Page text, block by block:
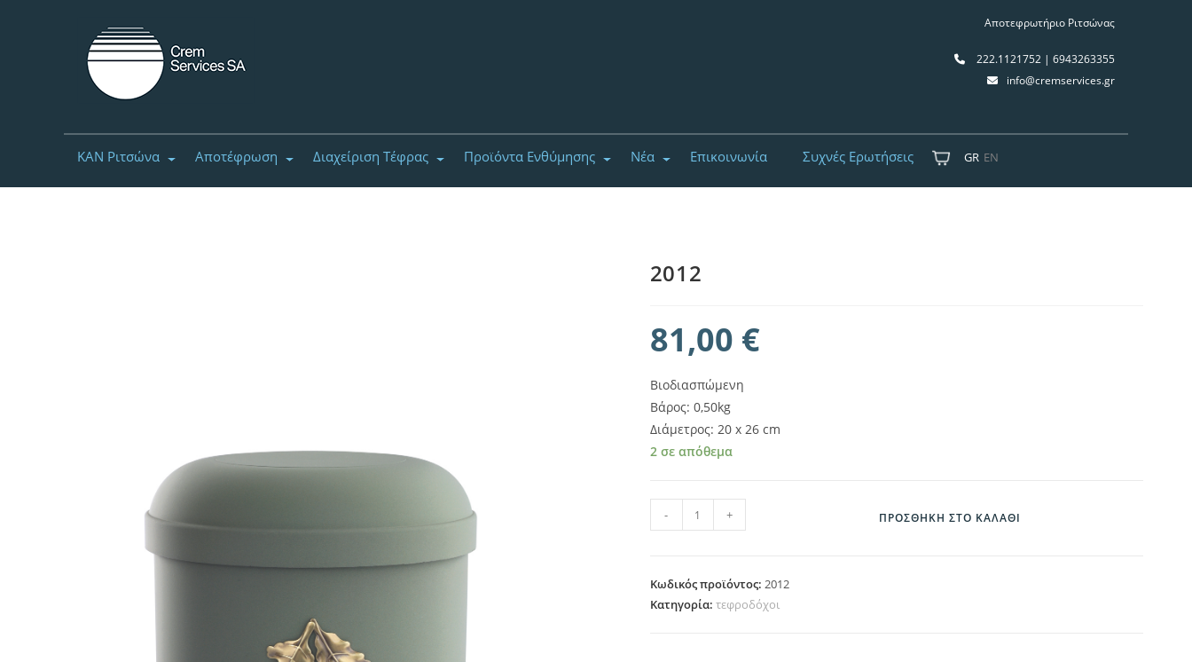
Αποτεφρωτήριο Ριτσώνας
222.1121752 | 6943263355
info@cremservices.gr
ΚΑΝ Ριτσώνα Αποτέφρωση Διαχείριση Τέφρας Προϊόντα Ενθύμησης Νέα Επικοινωνία Συχνές Ερωτήσεις GR EN
2012
81,00 €
Βιοδιασπώμενη
Βάρος: 0,50kg
Διάμετρος: 20 x 26 cm
2 σε απόθεμα
2012 ποσότητα
- + ΠΡΟΣΘΉΚΗ ΣΤΟ ΚΑΛΆΘΙ
Κωδικός προϊόντος: 2012
Κατηγορία: τεφροδόχοι